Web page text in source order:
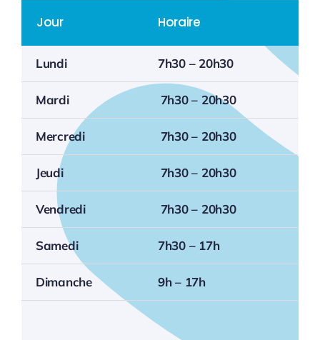
Jour Horaire
Lundi 7h30 – 20h30
Mardi 7h30 – 20h30
Mercredi 7h30 – 20h30
Jeudi 7h30 – 20h30
Vendredi 7h30 – 20h30
Samedi 7h30 – 17h
Dimanche 9h – 17h